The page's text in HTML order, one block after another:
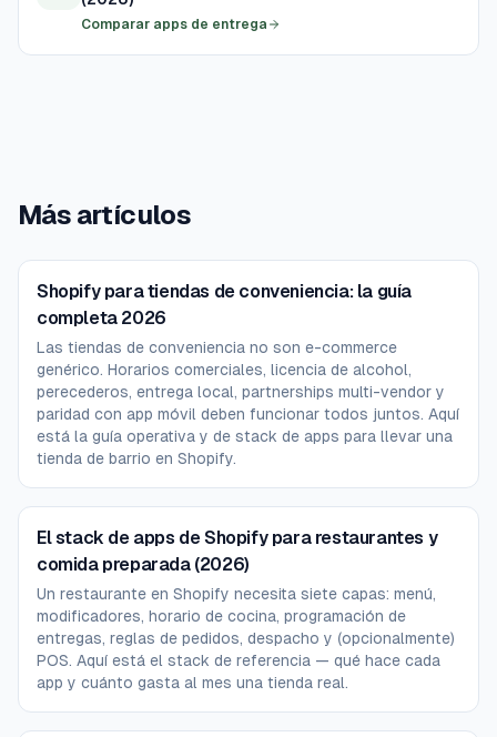
Comparar apps de entrega
Más artículos
Shopify para tiendas de conveniencia: la guía
completa 2026
Las tiendas de conveniencia no son e-commerce
genérico. Horarios comerciales, licencia de alcohol,
perecederos, entrega local, partnerships multi-vendor y
paridad con app móvil deben funcionar todos juntos. Aquí
está la guía operativa y de stack de apps para llevar una
tienda de barrio en Shopify.
El stack de apps de Shopify para restaurantes y
comida preparada (2026)
Un restaurante en Shopify necesita siete capas: menú,
modificadores, horario de cocina, programación de
entregas, reglas de pedidos, despacho y (opcionalmente)
POS. Aquí está el stack de referencia — qué hace cada
app y cuánto gasta al mes una tienda real.